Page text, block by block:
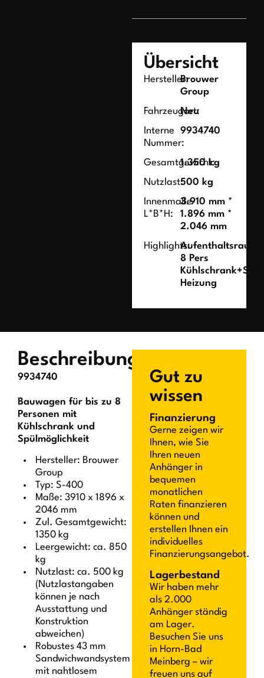
Übersicht
Hersteller:Brouwer
Group
Fahrzeugart:
Neu
Interne
Nummer:
9934740
Gesamtgewicht:
1.350 kg
Nutzlast:500 kg
Innenmaße
L*B*H:
3.910 mm *
1.896 mm *
2.046 mm
Highlights:Aufenthaltsraum
8 Pers
Heizung
Beschreibung
9934740
Bauwagen für bis zu 8
Personen mit
Kühlschrank und
Spülmöglichkeit
Hersteller: Brouwer
Group
Typ: S-400
Maße: 3910 x 1896 x
2046 mm
Zul. Gesamtgewicht:
1350 kg
Leergewicht: ca. 850
kg
Nutzlast: ca. 500 kg
(Nutzlastangaben
können je nach
Ausstattung und
Konstruktion
abweichen)
Robustes 43 mm
Sandwichwandsystem
mit nahtlosem
Gut zu
wissen
Finanzierung
Gerne zeigen wir
Ihnen, wie Sie
Ihren neuen
Anhänger in
bequemen
monatlichen
Raten finanzieren
können und
erstellen Ihnen ein
individuelles
Finanzierungsangebot.
Lagerbestand
Wir haben mehr
als 2.000
Anhänger ständig
am Lager.
Besuchen Sie uns
in Horn-Bad
Meinberg – wir
freuen uns auf